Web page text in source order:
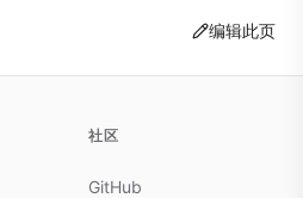
编辑此页
社区
GitHub